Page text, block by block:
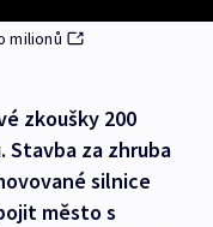
milionů
zkoušky 200
za zhruba
silnice
město s